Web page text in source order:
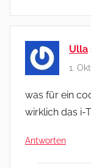
Ulla
1.
was für ein
wirklich das i-
Antworten